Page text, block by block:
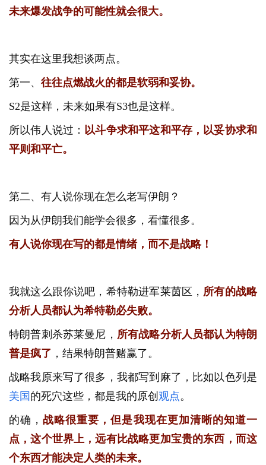
未来爆发战争的可能性就会很大。
其实在这里我想谈两点。
第一、 往往点燃战火的都是软弱和妥协。
S2是这样，未来如果有S3也是这样。
所以伟人说过： 以斗争求和平这和平存，以妥协求和
平则和平亡。
第二、有人说你现在怎么老写伊朗？
因为从伊朗我们能学会很多，看懂很多。
有人说你现在写的都是情绪，而不是战略！
我就这么跟你说吧，希特勒进军莱茵区， 所有的战略
分析人员都认为希特勒必失败。
特朗普刺杀苏莱曼尼， 所有战略分析人员都认为特朗
普是疯了 ，结果特朗普赌赢了。
战略我原来写了很多，我都写到麻了，比如以色列是
美国 的死穴这些，都是我的原创 观点。
的确，战略很重要，但是我现在更加清晰的知道一
点，这个世界上，远有比战略更加宝贵的东西，而这
个东西才能决定人类的未来。